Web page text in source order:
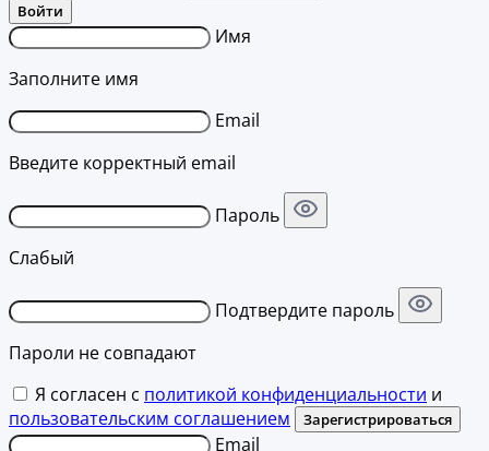
Войти
Имя
Заполните имя
Email
Введите корректный email
Пароль
Слабый
Подтвердите пароль
Пароли не совпадают
Я согласен с политикой конфиденциальности и
пользовательским соглашением
Зарегистрироваться
Email